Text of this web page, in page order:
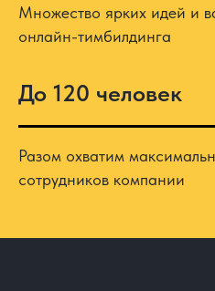
Множество ярких идей и
онлайн-тимбилдинга
До 120 человек
Разом охватим
сотрудников компании